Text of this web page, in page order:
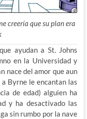
creería que su plan era
ayudan a St. Johns
en la Universidad y
nace del amor que aun
Byrne le encantan las
de edad) alguien ha
y ha desactivado las
sin rumbo por la nave